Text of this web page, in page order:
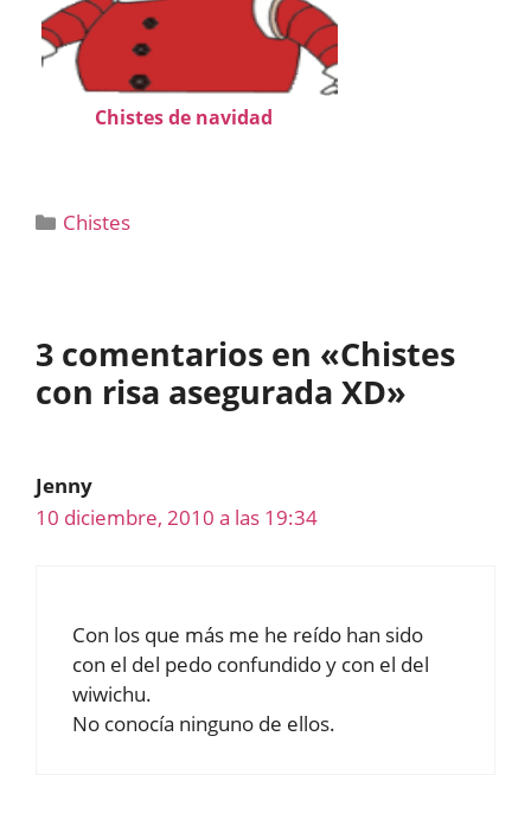
Chistes de navidad
Categorías
Chistes
3 comentarios en «Chistes
con risa asegurada XD»
Jenny
10 diciembre, 2010 a las 19:34
Con los que más me he reído han sido
con el del pedo confundido y con el del
wiwichu.
No conocía ninguno de ellos.